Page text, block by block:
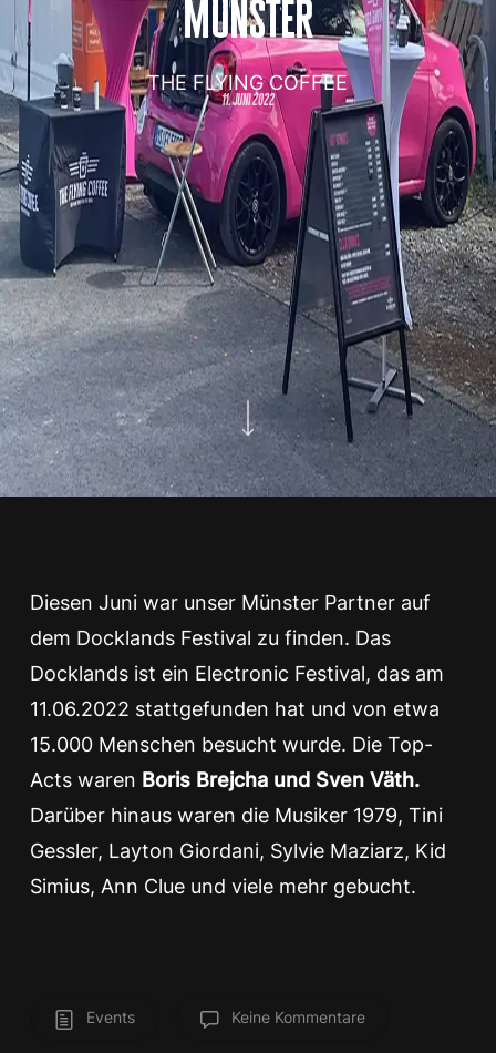
münster
THE FLYING COFFEE
11. juni 2022
Diesen Juni war unser Münster Partner auf
dem Docklands Festival zu finden. Das
Docklands ist ein Electronic Festival, das am
11.06.2022 stattgefunden hat und von etwa
15.000 Menschen besucht wurde. Die Top-
Acts waren Boris Brejcha und Sven Väth.
Darüber hinaus waren die Musiker 1979, Tini
Gessler, Layton Giordani, Sylvie Maziarz, Kid
Simius, Ann Clue und viele mehr gebucht.
Events Keine Kommentare